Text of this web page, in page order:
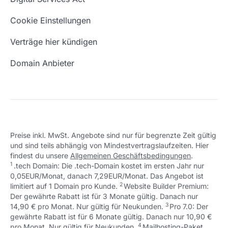
Schön, dass ich dir helfen konnte.
Tut mir leid, du erreichst uns unter:
+49 (0) 451 / 70 99 70
support@checkdomain.de
Schön, dass ich dir helfen konnte.
Tut mir leid, du erreichst uns unter:
+49 (0) 451 / 70 99 70
support@checkdomain.de
Schön, dass ich dir helfen konnte.
Tut mir leid, du erreichst uns unter:
+49 (0) 451 / 70 99 70oder
support@checkdomain.de
Schön, dass ich dir helfen konnte.
Tut mir leid, du erreichst uns unter:
+49 (0) 451 / 70 99 70oder
support@checkdomain.de
Schön, dass ich dir helfen konnte.
Tut mir leid, du erreichst uns unter:
+49 (0) 451 / 70 99 70oder
support@checkdomain.de
Domain Umzug
Wie ist meine IP?
Email Adresse erstellen
Cookie Einstellungen
Verträge hier kündigen
Domain Anbieter
Preise inkl. MwSt. Angebote sind nur für begrenzte Zeit gültig
und sind teils abhängig von Mindestvertragslaufzeiten. Hier
findest du unsere Allgemeinen Geschäftsbedingungen.
1 .tech Domain: Die .tech-Domain kostet im ersten Jahr nur
0,05EUR/Monat, danach 7,29EUR/Monat. Das Angebot ist
limitiert auf 1 Domain pro Kunde. ↩ 1
2 Website Builder Premium:
Der gewährte Rabatt ist für 3 Monate gültig. Danach nur
14,90 € pro Monat. Nur gültig für Neukunden. ↩ 1
3 Pro 7.0: Der
gewährte Rabatt ist für 6 Monate gültig. Danach nur 10,90 €
↩ 1
4